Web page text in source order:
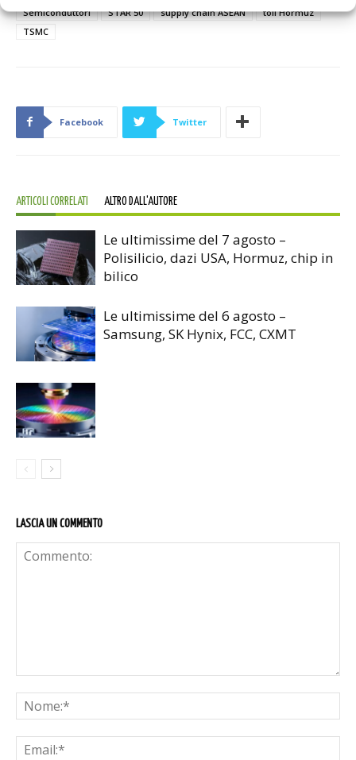
Semiconduttori
STAR 50 supply chain ASEAN
toll Hormuz
TSMC
Facebook Twitter
ARTICOLI CORRELATI ALTRO DALL'AUTORE
Le ultimissime del 7 agosto –
Polisilicio, dazi USA, Hormuz, chip in
bilico
Le ultimissime del 6 agosto –
Samsung, SK Hynix, FCC, CXMT
LASCIA UN COMMENTO